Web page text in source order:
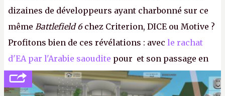
dizaines de développeurs ayant charbonné sur ce
même Battlefield 6chez Criterion, DICE ou Motive ?
Profitons bien de ces révélations : avec le rachat
d'EA par l'Arabie saoudite pour et son passage en
société privée, l'éditeur n'aura bientôt plus
l'obligation de publier ses bilans. Encore une